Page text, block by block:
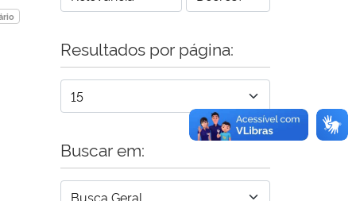
Resultados por página:
Buscar em: